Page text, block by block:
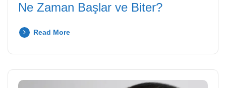
Ne Zaman Başlar ve Biter?
Read More